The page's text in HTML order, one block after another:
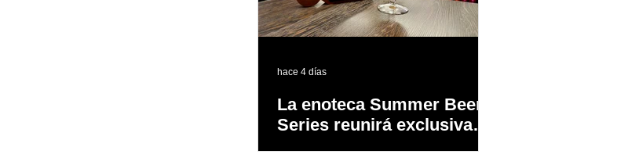
La enoteca Summer Beer
Series reunirá exclusivas
hace 4 días